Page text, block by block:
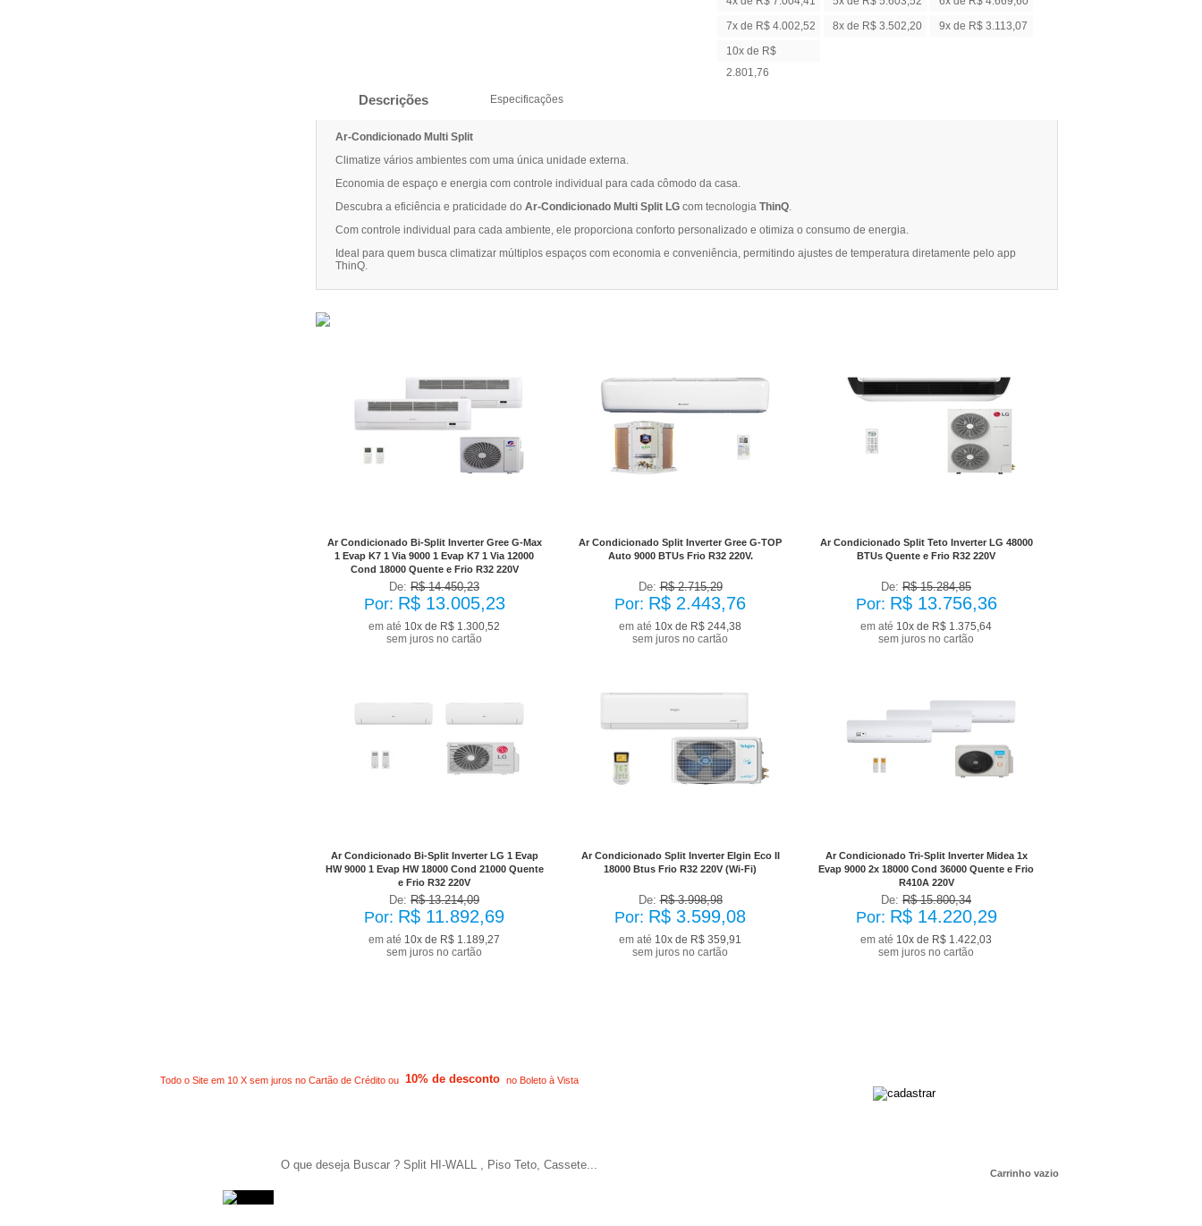
7x de R$ 4.002,52
8x de R$ 3.502,20
9x de R$ 3.113,07
10x de R$
2.801,76
Descrições Especificações
Ar-Condicionado Multi Split
Climatize vários ambientes com uma única unidade externa.
Economia de espaço e energia com controle individual para cada cômodo da casa.
Descubra a eficiência e praticidade do Ar-Condicionado Multi Split LG com tecnologia ThinQ.
Com controle individual para cada ambiente, ele proporciona conforto personalizado e otimiza o consumo de energia.
Ideal para quem busca climatizar múltiplos espaços com economia e conveniência, permitindo ajustes de temperatura diretamente pelo app
ThinQ.
Ar Condicionado Bi-Split Inverter Gree G-Max
1 Evap K7 1 Via 9000 1 Evap K7 1 Via 12000
Cond 18000 Quente e Frio R32 220V
De: R$ 14.450,23
Por: R$ 13.005,23
em até 10x de R$ 1.300,52
sem juros no cartão
Ar Condicionado Split Inverter Gree G-TOP
Auto 9000 BTUs Frio R32 220V.
De:R$ 2.715,29
Por: R$ 2.443,76
em até 10x de R$ 244,38
sem juros no cartão
Ar Condicionado Split Teto Inverter LG 48000
BTUs Quente e Frio R32 220V
De: R$ 15.284,85
Por: R$ 13.756,36
em até 10x de R$ 1.375,64
sem juros no cartão
Ar Condicionado Bi-Split Inverter LG 1 Evap
HW 9000 1 Evap HW 18000 Cond 21000 Quente
e Frio R32 220V
De: R$ 13.214,09
Por: R$ 11.892,69
em até 10x de R$ 1.189,27
sem juros no cartão
Ar Condicionado Split Inverter Elgin Eco II
18000 Btus Frio R32 220V (Wi-Fi)
De:R$ 3.998,98
Por: R$ 3.599,08
em até 10x de R$ 359,91
sem juros no cartão
Ar Condicionado Tri-Split Inverter Midea 1x
Evap 9000 2x 18000 Cond 36000 Quente e Frio
R410A 220V
De: R$ 15.800,34
Por: R$ 14.220,29
em até 10x de R$ 1.422,03
sem juros no cartão
Todo o Site em 10 X sem juros no Cartão de Crédito ou 10% de desconto no Boleto à Vista
Carrinho vazio